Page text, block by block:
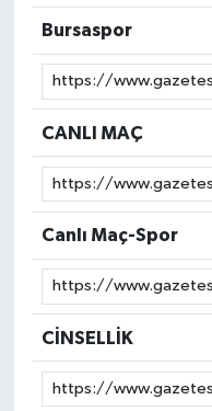
Bursaspor
CANLI MAÇ
Canlı Maç-Spor
CİNSELLİK